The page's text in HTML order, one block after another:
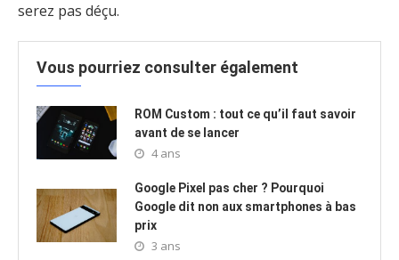
serez pas déçu.
Vous pourriez consulter également
ROM Custom : tout ce qu’il faut savoir
avant de se lancer
4 ans
Google Pixel pas cher ? Pourquoi
Google dit non aux smartphones à bas
prix
3 ans